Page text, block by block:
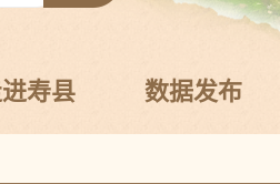
寿县 数据发布